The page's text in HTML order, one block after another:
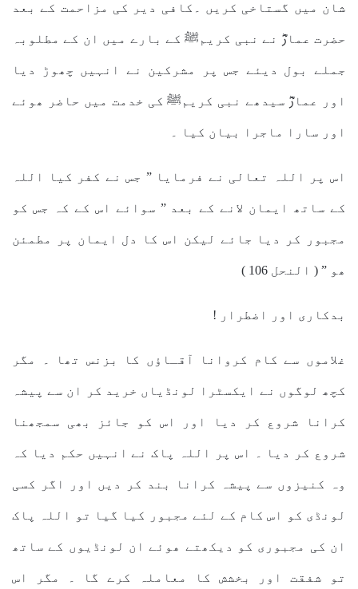
شان میں گستاخی کریں ۔کافی دیر کی مزاحمت کے بعد
حضرت عمارؓ نے نبی کریمﷺ کے بارے میں ان کے مطلوبہ
جملے بول دیئے جس پر مشرکین نے انہیں چھوڑ دیا
اور عمارؓ سیدھے نبی کریمﷺ کی خدمت میں حاضر ھوئے
اور سارا ماجرا بیان کیا ۔
اس پر اللہ تعالی نے فرمایا ” جس نے کفر کیا اللہ
کے ساتھ ایمان لانے کے بعد ” سوائے اس کے کہ جس کو
مجبور کر دیا جائے لیکن اس کا دل ایمان پر مطمئن
ھو ” ( النحل 106 )
بدکاری اور اضطرار !
غلاموں سے کام کروانا آقـاؤں کا بزنس تھا ۔ مگر
کچھ لوگوں نے ایکسٹرا لونڈیاں خرید کر ان سے پیشہ
کرانا شروع کر دیا اور اس کو جائز بھی سمجھنا
شروع کر دیا ۔ اس پر اللہ پاک نے انہیں حکم دیا کہ
وہ کنیزوں سے پیشہ کرانا بند کر دیں اور اگر کسی
لونڈی کو اس کام کے لئے مجبور کیا گیا تو اللہ پاک
ان کی مجبوری کو دیکھتے ھوئے ان لونڈیوں کے ساتھ
تو شفقت اور بخشش کا معاملہ کرے گا ۔ مگر اس